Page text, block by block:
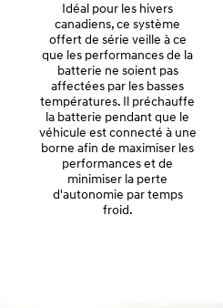
Idéal pour les hivers
canadiens, ce système
offert de série veille à ce
que les performances de la
batterie ne soient pas
affectées par les basses
températures. Il préchauffe
la batterie pendant que le
véhicule est connecté à une
borne afin de maximiser les
performances et de
minimiser la perte
d'autonomie par temps
froid.